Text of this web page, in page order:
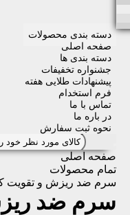
دسته بندی محصولات
صفحه اصلی
دسته بندی ها
جشنواره تخفیفات
پیشنهادات طلایی هفته
فرم استخدام
تماس با ما
در باره ما
نحوه ثبت سفارش
صفحه اصلی
تمام محصولات
سرم ضد ریزش و تقویت کننده
سرم ضد